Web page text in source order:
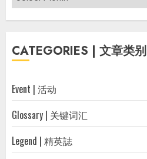
|
过
文
CATEGORIES | 文章类别
Event | 活动
Glossary | 关键词汇
Legend | 精英誌